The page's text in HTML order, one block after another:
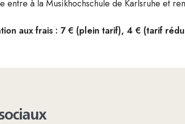
entre à la Musikhochschule de Karlsruhe et
aux frais : 7 € (plein tarif), 4 € (tarif